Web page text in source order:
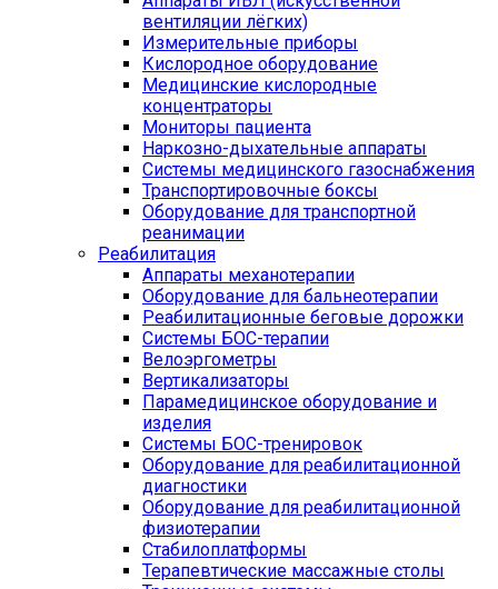
вентиляции лёгких)
Измерительные приборы
Кислородное оборудование
Медицинские кислородные
концентраторы
Мониторы пациента
Наркозно-дыхательные аппараты
Системы медицинского газоснабжения
Транспортировочные боксы
Оборудование для транспортной
реанимации
Реабилитация
Аппараты механотерапии
Оборудование для бальнеотерапии
Реабилитационные беговые дорожки
Системы БОС-терапии
Велоэргометры
Вертикализаторы
Парамедицинское оборудование и
изделия
Системы БОС-тренировок
Оборудование для реабилитационной
диагностики
Оборудование для реабилитационной
физиотерапии
Стабилоплатформы
Терапевтические массажные столы